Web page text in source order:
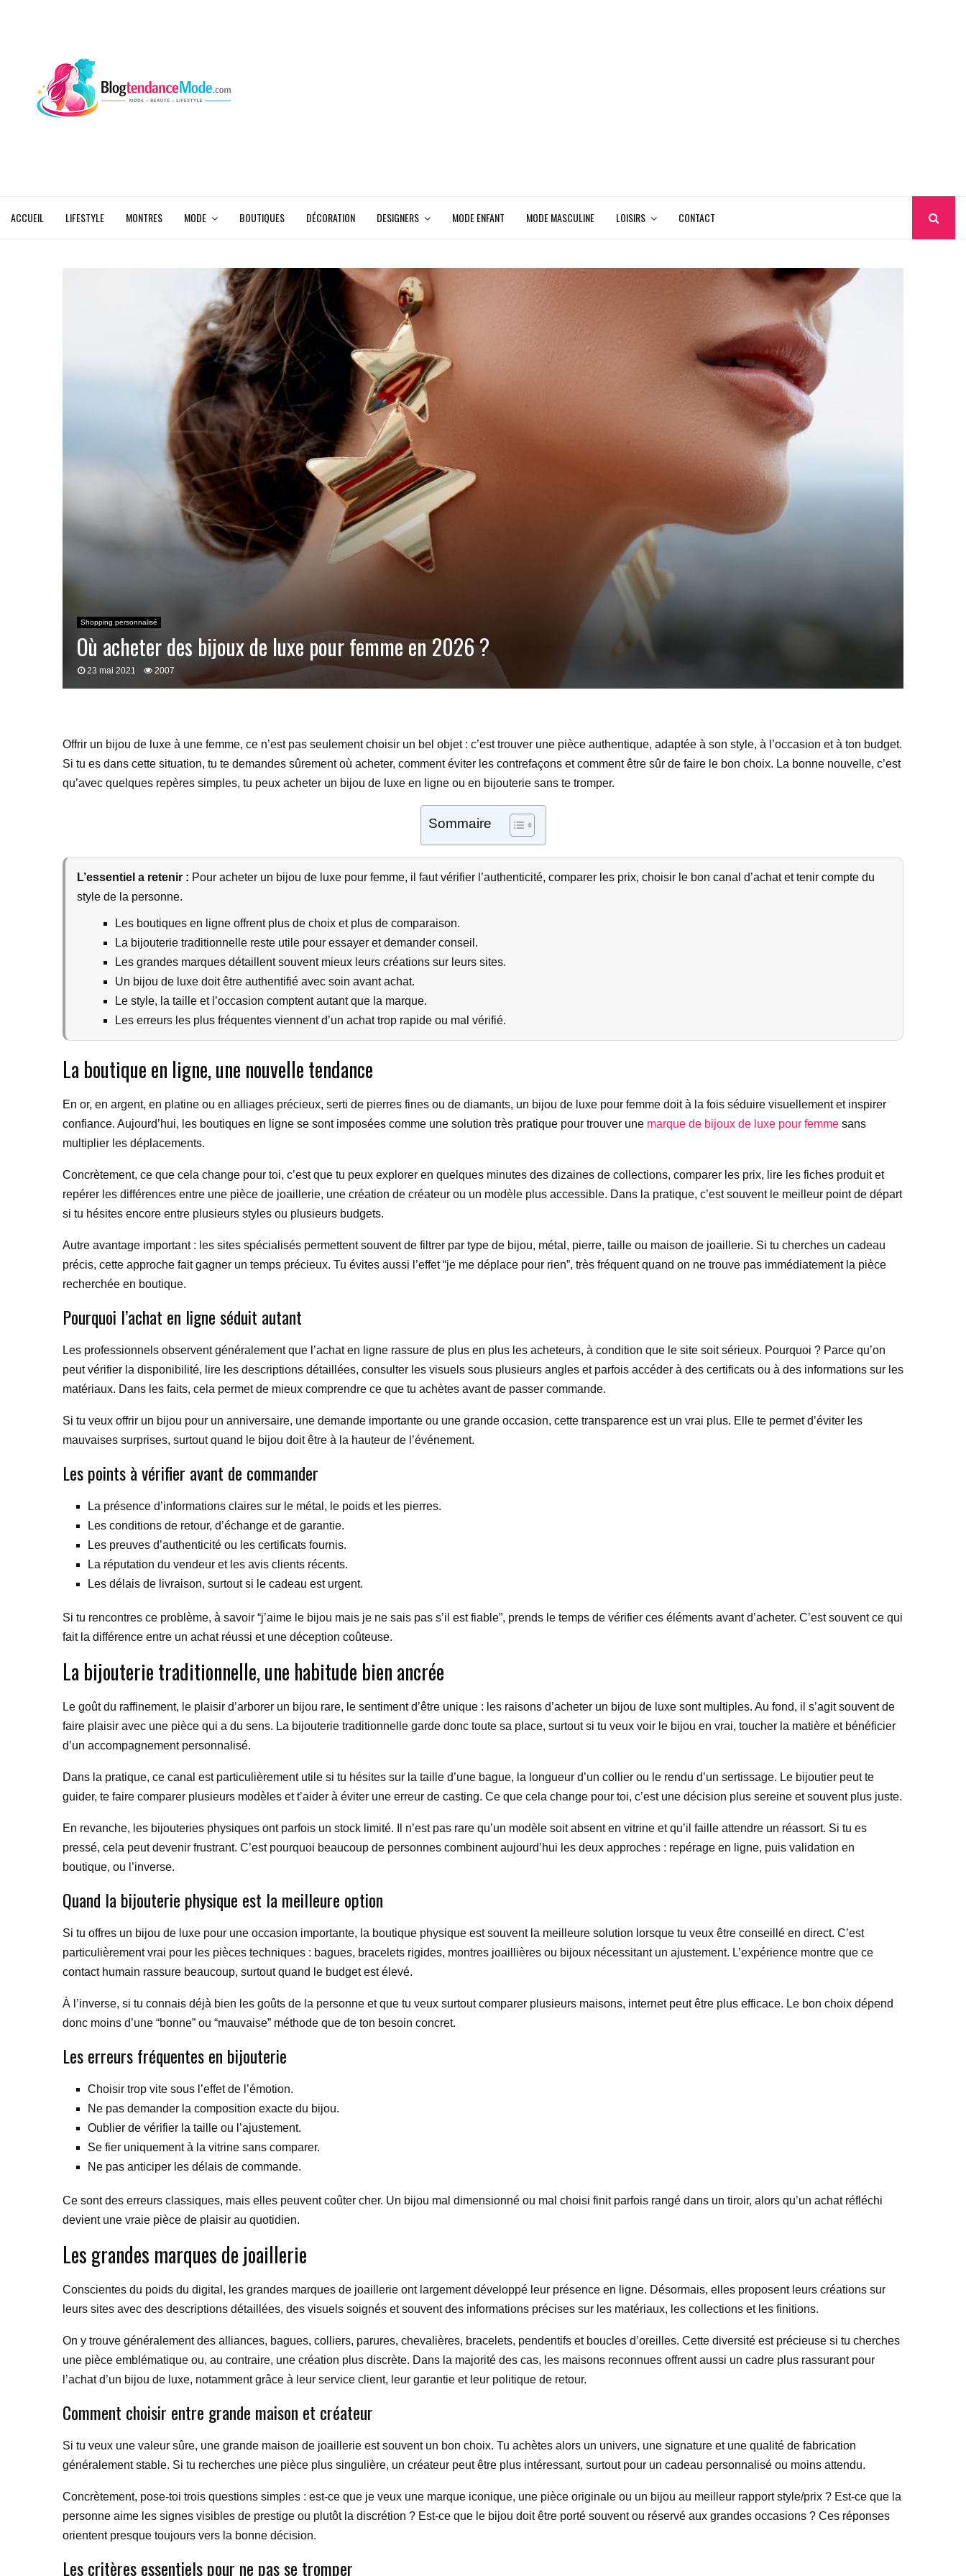
ACCUEIL LIFESTYLE MONTRES MODE BOUTIQUES DÉCORATION DESIGNERS MODE ENFANT MODE MASCULINE LOISIRS CONTACT
Shopping personnalisé
Où acheter des bijoux de luxe pour femme en 2026 ?
23 mai 2021 2007
Offrir un bijou de luxe à une femme, ce n’est pas seulement choisir un bel objet : c’est trouver une pièce authentique, adaptée à son style, à l’occasion et à ton budget.
Si tu es dans cette situation, tu te demandes sûrement où acheter, comment éviter les contrefaçons et comment être sûr de faire le bon choix. La bonne nouvelle, c’est
qu’avec quelques repères simples, tu peux acheter un bijou de luxe en ligne ou en bijouterie sans te tromper.
Sommaire
L’essentiel a retenir : Pour acheter un bijou de luxe pour femme, il faut vérifier l’authenticité, comparer les prix, choisir le bon canal d’achat et tenir compte du
style de la personne.
Les boutiques en ligne offrent plus de choix et plus de comparaison.
La bijouterie traditionnelle reste utile pour essayer et demander conseil.
Les grandes marques détaillent souvent mieux leurs créations sur leurs sites.
Un bijou de luxe doit être authentifié avec soin avant achat.
Le style, la taille et l’occasion comptent autant que la marque.
Les erreurs les plus fréquentes viennent d’un achat trop rapide ou mal vérifié.
La boutique en ligne, une nouvelle tendance
En or, en argent, en platine ou en alliages précieux, serti de pierres fines ou de diamants, un bijou de luxe pour femme doit à la fois séduire visuellement et inspirer
confiance. Aujourd’hui, les boutiques en ligne se sont imposées comme une solution très pratique pour trouver une marque de bijoux de luxe pour femme sans
multiplier les déplacements.
Concrètement, ce que cela change pour toi, c’est que tu peux explorer en quelques minutes des dizaines de collections, comparer les prix, lire les fiches produit et
repérer les différences entre une pièce de joaillerie, une création de créateur ou un modèle plus accessible. Dans la pratique, c’est souvent le meilleur point de départ
si tu hésites encore entre plusieurs styles ou plusieurs budgets.
Autre avantage important : les sites spécialisés permettent souvent de filtrer par type de bijou, métal, pierre, taille ou maison de joaillerie. Si tu cherches un cadeau
précis, cette approche fait gagner un temps précieux. Tu évites aussi l’effet “je me déplace pour rien”, très fréquent quand on ne trouve pas immédiatement la pièce
recherchée en boutique.
Pourquoi l’achat en ligne séduit autant
Les professionnels observent généralement que l’achat en ligne rassure de plus en plus les acheteurs, à condition que le site soit sérieux. Pourquoi ? Parce qu’on
peut vérifier la disponibilité, lire les descriptions détaillées, consulter les visuels sous plusieurs angles et parfois accéder à des certificats ou à des informations sur les
matériaux. Dans les faits, cela permet de mieux comprendre ce que tu achètes avant de passer commande.
Si tu veux offrir un bijou pour un anniversaire, une demande importante ou une grande occasion, cette transparence est un vrai plus. Elle te permet d’éviter les
mauvaises surprises, surtout quand le bijou doit être à la hauteur de l’événement.
Les points à vérifier avant de commander
La présence d’informations claires sur le métal, le poids et les pierres.
Les conditions de retour, d’échange et de garantie.
Les preuves d’authenticité ou les certificats fournis.
La réputation du vendeur et les avis clients récents.
Les délais de livraison, surtout si le cadeau est urgent.
Si tu rencontres ce problème, à savoir “j’aime le bijou mais je ne sais pas s’il est fiable”, prends le temps de vérifier ces éléments avant d’acheter. C’est souvent ce qui
fait la différence entre un achat réussi et une déception coûteuse.
La bijouterie traditionnelle, une habitude bien ancrée
Le goût du raffinement, le plaisir d’arborer un bijou rare, le sentiment d’être unique : les raisons d’acheter un bijou de luxe sont multiples. Au fond, il s’agit souvent de
faire plaisir avec une pièce qui a du sens. La bijouterie traditionnelle garde donc toute sa place, surtout si tu veux voir le bijou en vrai, toucher la matière et bénéficier
d’un accompagnement personnalisé.
Dans la pratique, ce canal est particulièrement utile si tu hésites sur la taille d’une bague, la longueur d’un collier ou le rendu d’un sertissage. Le bijoutier peut te
guider, te faire comparer plusieurs modèles et t’aider à éviter une erreur de casting. Ce que cela change pour toi, c’est une décision plus sereine et souvent plus juste.
En revanche, les bijouteries physiques ont parfois un stock limité. Il n’est pas rare qu’un modèle soit absent en vitrine et qu’il faille attendre un réassort. Si tu es
pressé, cela peut devenir frustrant. C’est pourquoi beaucoup de personnes combinent aujourd’hui les deux approches : repérage en ligne, puis validation en
boutique, ou l’inverse.
Quand la bijouterie physique est la meilleure option
Si tu offres un bijou de luxe pour une occasion importante, la boutique physique est souvent la meilleure solution lorsque tu veux être conseillé en direct. C’est
particulièrement vrai pour les pièces techniques : bagues, bracelets rigides, montres joaillières ou bijoux nécessitant un ajustement. L’expérience montre que ce
contact humain rassure beaucoup, surtout quand le budget est élevé.
À l’inverse, si tu connais déjà bien les goûts de la personne et que tu veux surtout comparer plusieurs maisons, internet peut être plus efficace. Le bon choix dépend
donc moins d’une “bonne” ou “mauvaise” méthode que de ton besoin concret.
Les erreurs fréquentes en bijouterie
Choisir trop vite sous l’effet de l’émotion.
Ne pas demander la composition exacte du bijou.
Oublier de vérifier la taille ou l’ajustement.
Se fier uniquement à la vitrine sans comparer.
Ne pas anticiper les délais de commande.
Ce sont des erreurs classiques, mais elles peuvent coûter cher. Un bijou mal dimensionné ou mal choisi finit parfois rangé dans un tiroir, alors qu’un achat réfléchi
devient une vraie pièce de plaisir au quotidien.
Les grandes marques de joaillerie
Conscientes du poids du digital, les grandes marques de joaillerie ont largement développé leur présence en ligne. Désormais, elles proposent leurs créations sur
leurs sites avec des descriptions détaillées, des visuels soignés et souvent des informations précises sur les matériaux, les collections et les finitions.
On y trouve généralement des alliances, bagues, colliers, parures, chevalières, bracelets, pendentifs et boucles d’oreilles. Cette diversité est précieuse si tu cherches
une pièce emblématique ou, au contraire, une création plus discrète. Dans la majorité des cas, les maisons reconnues offrent aussi un cadre plus rassurant pour
l’achat d’un bijou de luxe, notamment grâce à leur service client, leur garantie et leur politique de retour.
Comment choisir entre grande maison et créateur
Si tu veux une valeur sûre, une grande maison de joaillerie est souvent un bon choix. Tu achètes alors un univers, une signature et une qualité de fabrication
généralement stable. Si tu recherches une pièce plus singulière, un créateur peut être plus intéressant, surtout pour un cadeau personnalisé ou moins attendu.
Concrètement, pose-toi trois questions simples : est-ce que je veux une marque iconique, une pièce originale ou un bijou au meilleur rapport style/prix ? Est-ce que la
personne aime les signes visibles de prestige ou plutôt la discrétion ? Est-ce que le bijou doit être porté souvent ou réservé aux grandes occasions ? Ces réponses
orientent presque toujours vers la bonne décision.
Les critères essentiels pour ne pas se tromper